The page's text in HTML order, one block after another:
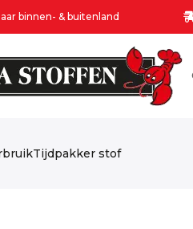
binnen- & buitenland
Tijdpakker stof